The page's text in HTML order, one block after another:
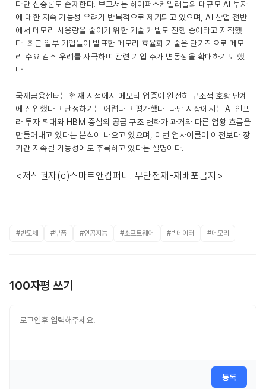
다만 신중론도 존재한다. 보고서는 하이퍼스케일러들의 대규모 AI 투자
에 대한 지속 가능성 우려가 반복적으로 제기되고 있으며, AI 산업 전반
에서 메모리 사용량을 줄이기 위한 기술 개발도 진행 중이라고 지적했
다. 최근 일부 기업들이 발표한 메모리 효율화 기술은 단기적으로 메모
리 수요 감소 우려를 자극하며 관련 기업 주가 변동성을 확대하기도 했
다.
국제금융센터는 현재 시점에서 메모리 업종이 완전히 구조적 호황 단계
에 진입했다고 단정하기는 어렵다고 평가했다. 다만 시장에서는 AI 인프
라 투자 확대와 HBM 중심의 공급 구조 변화가 과거와 다른 업황 흐름을
만들어내고 있다는 분석이 나오고 있으며, 이번 업사이클이 이전보다 장
기간 지속될 가능성에도 주목하고 있다는 설명이다.
<저작권자(c)스마트앤컴퍼니. 무단전재-재배포금지>
#반도체 #부품 #인공지능 #소프트웨어 #빅데이터 #메모리
100자평 쓰기
등록